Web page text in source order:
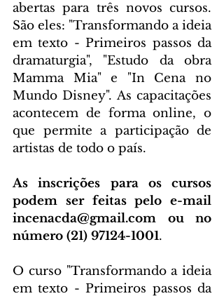
abertas para três novos cursos.
São eles: "Transformando a ideia
em texto - Primeiros passos da
dramaturgia", "Estudo da obra
Mamma Mia" e "In Cena no
Mundo Disney". As capacitações
acontecem de forma online, o
que permite a participação de
artistas de todo o país.
As inscrições para os cursos
podem ser feitas pelo e-mail
incenacda@gmail.com ou no
número (21) 97124-1001.
O curso "Transformando a ideia
em texto - Primeiros passos da